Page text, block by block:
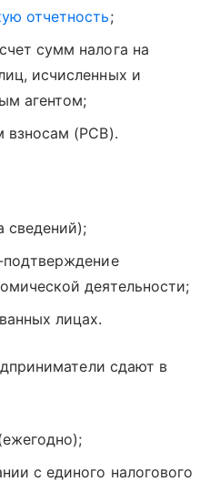
отчетность;
сумм налога на
исчисленных и
агентом;
взносам (РСВ).
сведений);
подтверждение
деятельности;
лицах.
сдают в
с единого налогового